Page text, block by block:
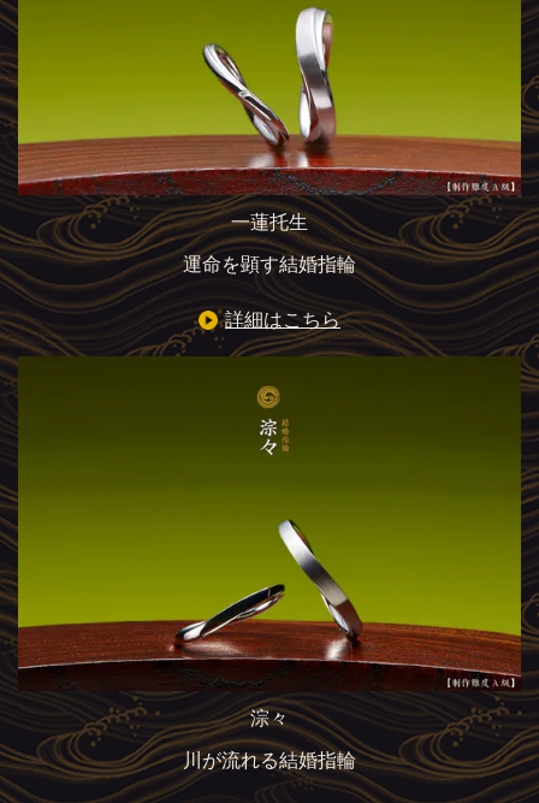
一蓮托生
運命を顕す結婚指輪
詳細はこちら
淙々
川が流れる結婚指輪